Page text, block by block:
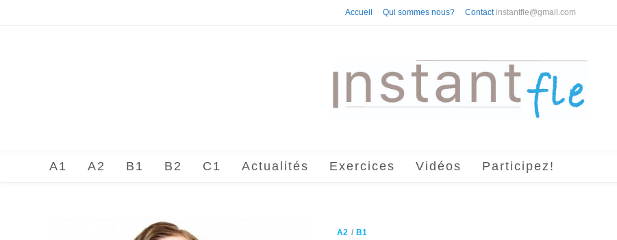
Accueil Qui sommes nous? Contact instantfle@gmail.com
A1 A2 B1 B2 C1 Actualités Exercices Vidéos Participez!
A2 / B1